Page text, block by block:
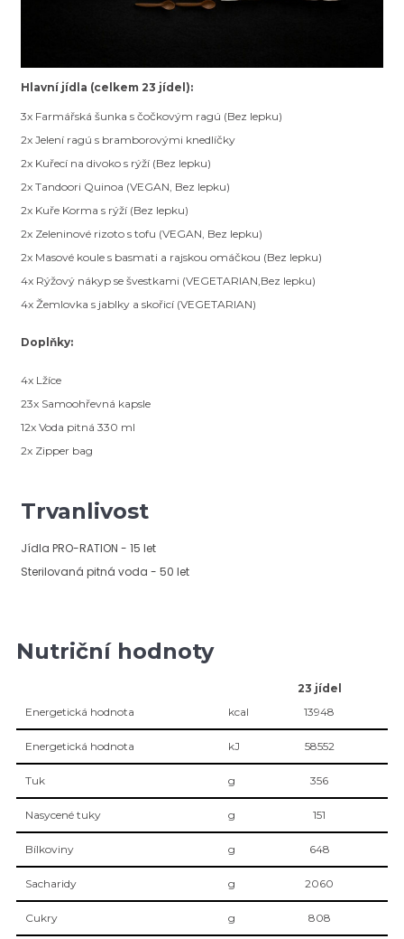
Hlavní jídla (celkem 23 jídel):
3x Farmářská šunka s čočkovým ragú (Bez lepku)
2x Jelení ragú s bramborovými knedlíčky
2x Kuřecí na divoko s rýží (Bez lepku)
2x Tandoori Quinoa (VEGAN, Bez lepku)
2x Kuře Korma s rýží (Bez lepku)
2x Zeleninové rizoto s tofu (VEGAN, Bez lepku)
2x Masové koule s basmati a rajskou omáčkou (Bez lepku)
4x Rýžový nákyp se švestkami (VEGETARIAN,Bez lepku)
4x Žemlovka s jablky a skořicí (VEGETARIAN)
Doplňky:
4x Lžíce
23x Samoohřevná kapsle
12x Voda pitná 330 ml
2x Zipper bag
Trvanlivost
Jídla PRO-RATION - 15 let
Sterilovaná pitná voda - 50 let
Nutriční hodnoty
23 jídel
Energetická hodnota
kcal 13948
Energetická hodnota kJ 58552
Tuk g 356
Nasycené tuky g 151
Bílkoviny g 648
Sacharidy g 2060
Cukry g 808